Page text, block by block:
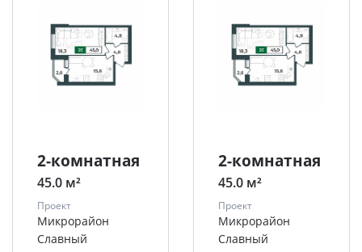
2-комнатная
45.0 м²
Проект
Микрорайон
Славный
2-комнатная
45.0 м²
Проект
Микрорайон
Славный